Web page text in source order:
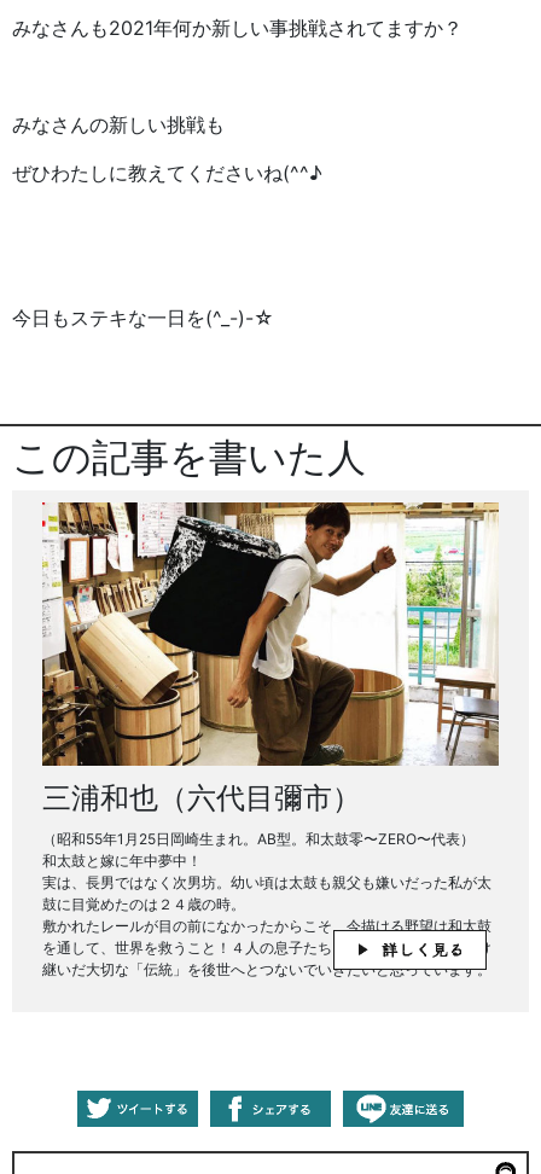
みなさんも2021年何か新しい事挑戦されてますか？
みなさんの新しい挑戦も
ぜひわたしに教えてくださいね(^^♪
今日もステキな一日を(^_-)-☆
この記事を書いた人
三浦和也（六代目彌市）
（昭和55年1月25日岡崎生まれ。AB型。和太鼓零〜ZERO〜代表）
和太鼓と嫁に年中夢中！
実は、長男ではなく次男坊。幼い頃は太鼓も親父も嫌いだった私が太
鼓に目覚めたのは２４歳の時。
敷かれたレールが目の前になかったからこそ、今描ける野望は和太鼓
を通して、世界を救うこと！４人の息子たちもみんな太鼓打ち！受け
継いだ大切な「伝統」を後世へとつないでいきたいと思っています。